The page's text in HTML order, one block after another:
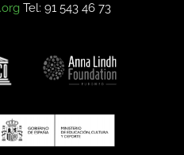
Tel: 91 543 46 73